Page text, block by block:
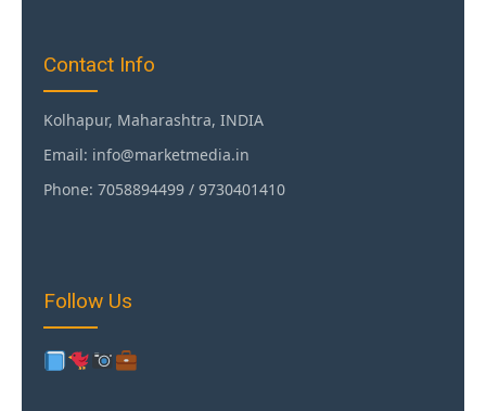
Contact Info
Kolhapur, Maharashtra, INDIA
Email: info@marketmedia.in
Phone: 7058894499 / 9730401410
Follow Us